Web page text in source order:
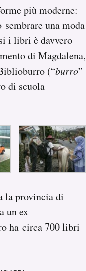
più moderne:
sembrare una moda
i libri è davvero
di Magdalena,
(“burro”
di scuola
la provincia di
un ex
ha circa 700 libri